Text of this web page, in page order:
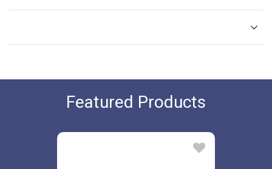
Featured Products